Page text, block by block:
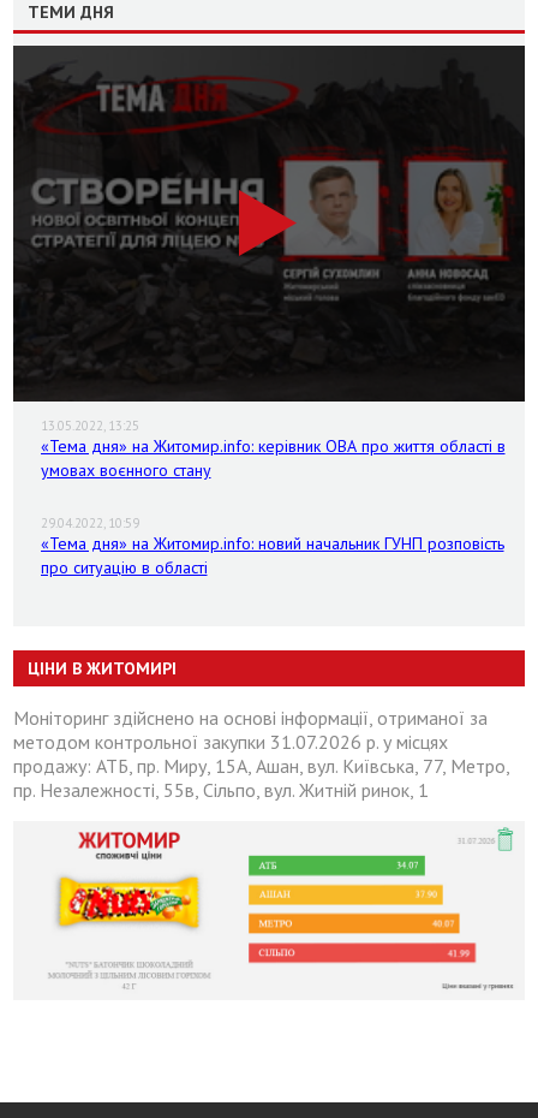
ТЕМИ ДНЯ
13.05.2022, 13:25
«Тема дня» на Житомир.info: керівник ОВА про життя області в
умовах воєнного стану
29.04.2022, 10:59
«Тема дня» на Житомир.info: новий начальник ГУНП розповість
про ситуацію в області
ЦІНИ В ЖИТОМИРІ
Моніторинг здійснено на основі інформації, отриманої за
методом контрольної закупки 31.07.2026 р. у місцях
продажу: АТБ, пр. Миру, 15А, Ашан, вул. Київська, 77, Метро,
пр. Незалежності, 55в, Сільпо, вул. Житній ринок, 1